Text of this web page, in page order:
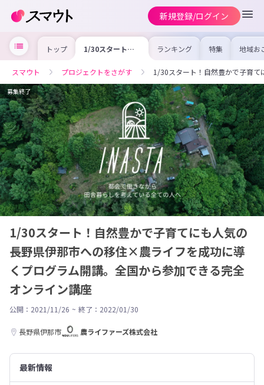
新規登録/ログイン
トップ 1/30スタート！
自然豊かで子育て
伊那市への移住×
農ライフを成功に
導くプログラム開
講。全国から参加
できる完全オンラ
イン講座
ランキング 特集 地域お
の求
を集め
事内容
を比較
合った
けよう
スマウト プロジェクトをさがす 1/30スタート！自然豊かで子育
募集終了
1/30スタート！自然豊かで子育てにも人気の
長野県伊那市への移住×農ライフを成功に導
くプログラム開講。全国から参加できる完全
オンライン講座
公開：2021/11/26 ~ 終了：2022/01/30
長野県伊那市 農ライファーズ株式会社
最新情報